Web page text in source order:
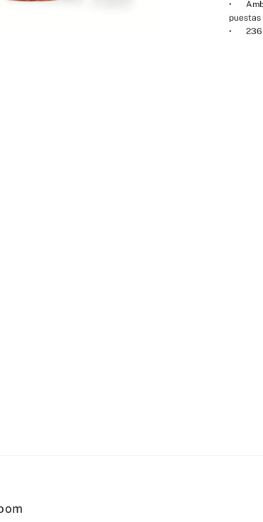
•	Amber Romance: ámbar profundo y besos de azúcar. Persiguiendo
puestas
•